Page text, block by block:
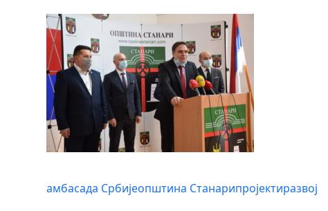
амбасада Србијеопштина Станарипројектиразвој